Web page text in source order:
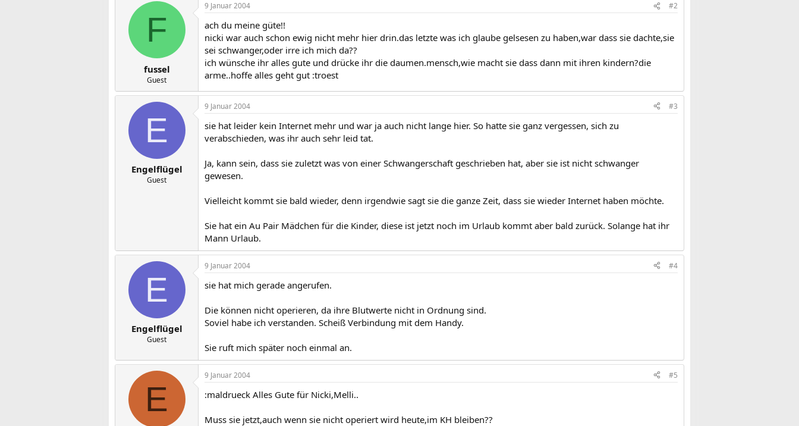
F
fussel
Guest
9 Januar 2004 #2
ach du meine güte!!
nicki war auch schon ewig nicht mehr hier drin.das letzte was ich glaube gelsesen zu haben,war dass sie dachte,sie
sei schwanger,oder irre ich mich da??
ich wünsche ihr alles gute und drücke ihr die daumen.mensch,wie macht sie dass dann mit ihren kindern?die
arme..hoffe alles geht gut :troest
E
Engelflügel
Guest
9 Januar 2004 #3
sie hat leider kein Internet mehr und war ja auch nicht lange hier. So hatte sie ganz vergessen, sich zu
verabschieden, was ihr auch sehr leid tat.
Ja, kann sein, dass sie zuletzt was von einer Schwangerschaft geschrieben hat, aber sie ist nicht schwanger
gewesen.
Vielleicht kommt sie bald wieder, denn irgendwie sagt sie die ganze Zeit, dass sie wieder Internet haben möchte.
Sie hat ein Au Pair Mädchen für die Kinder, diese ist jetzt noch im Urlaub kommt aber bald zurück. Solange hat ihr
Mann Urlaub.
E
Engelflügel
Guest
9 Januar 2004 #4
sie hat mich gerade angerufen.
Die können nicht operieren, da ihre Blutwerte nicht in Ordnung sind.
Soviel habe ich verstanden. Scheiß Verbindung mit dem Handy.
Sie ruft mich später noch einmal an.
E
9 Januar 2004 #5
:maldrueck Alles Gute für Nicki,Melli..
Muss sie jetzt,auch wenn sie nicht operiert wird heute,im KH bleiben??